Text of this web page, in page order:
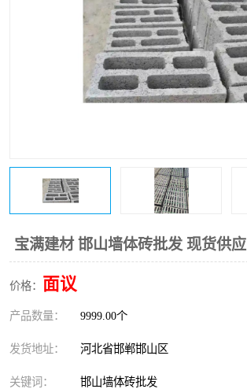
宝满建材 邯山墙体砖批发 现货供应
价格： 面议
产品数量： 9999.00个
发货地址： 河北省邯郸邯山区
关键词： 邯山墙体砖批发
花岗岩路岩石 盲道砖
pc仿石砖